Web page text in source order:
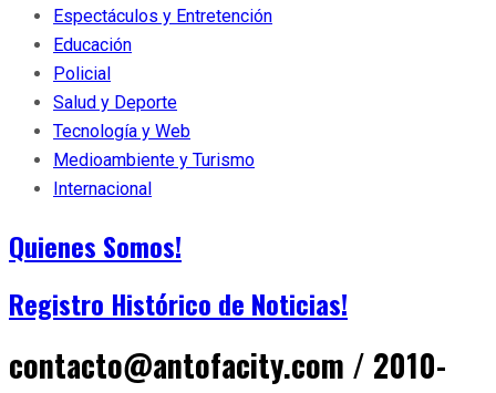
Espectáculos y Entretención
Educación
Policial
Salud y Deporte
Tecnología y Web
Medioambiente y Turismo
Internacional
Quienes Somos!
Registro Histórico de Noticias!
contacto@antofacity.com / 2010-